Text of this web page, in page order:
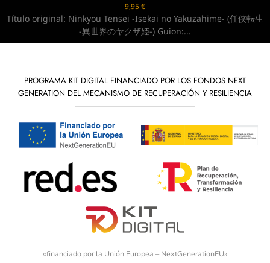
9,95€
Título original: Ninkyou Tensei -Isekai no Yakuzahime- (任侠転生
-異世界のヤクザ姫-) Guion:...
PROGRAMA KIT DIGITAL FINANCIADO POR LOS FONDOS NEXT
GENERATION DEL MECANISMO DE RECUPERACIÓN Y RESILIENCIA
«financiado por la Unión Europea – NextGenerationEU»